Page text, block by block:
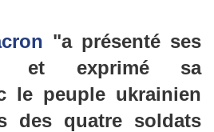
"a présenté ses
et exprimé sa
le peuple ukrainien
des quatre soldats